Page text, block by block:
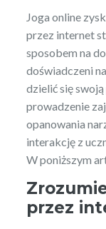
Joga online
przez internet
sposobem na
doświadczeni
dzielić się
prowadzenie
opanowania
interakcję z
W poniższym
przez